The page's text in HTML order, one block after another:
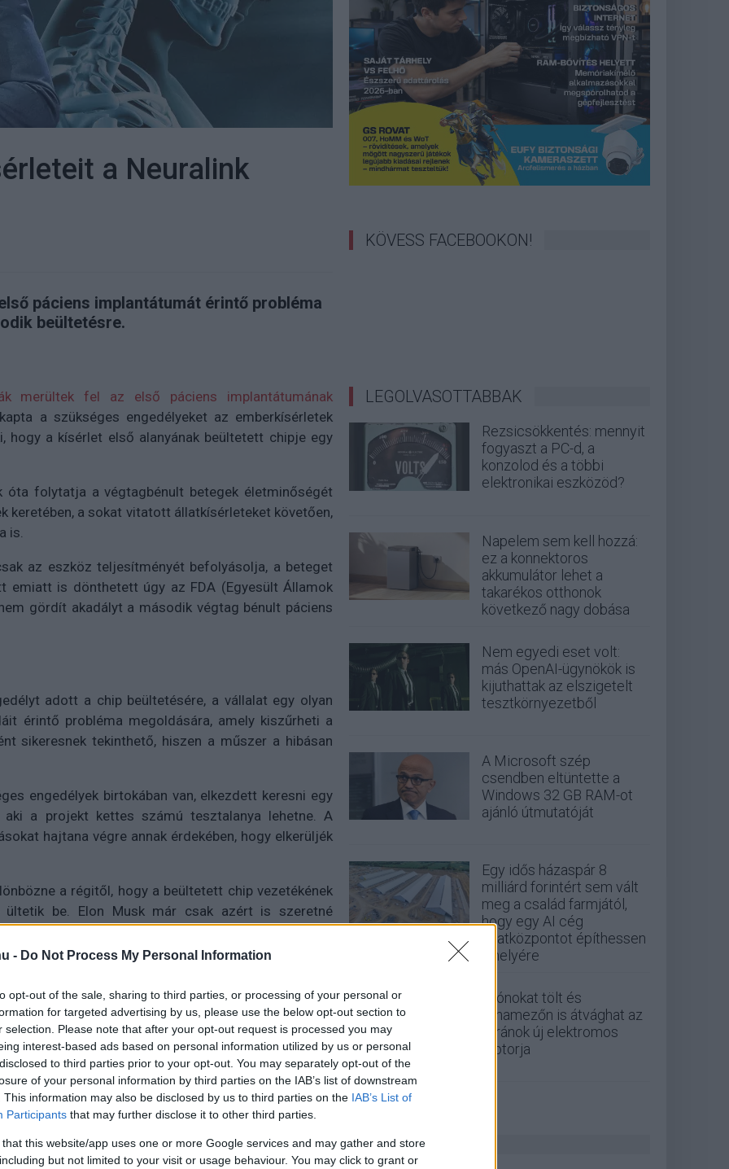
- Do Not Process My Personal Information
opt-out of the sale, sharing to third parties, or processing of your personal or
for targeted advertising by us, please use the below opt-out section to
selection. Please note that after your opt-out request is processed you may
interest-based ads based on personal information utilized by us or personal
to third parties prior to your opt-out. You may separately opt-out of the
of your personal information by third parties on the IAB’s list of downstream
This information may also be disclosed by us to third parties on the IAB’s List of
Participants that may further disclose it to other third parties.
that this website/app uses one or more Google services and may gather and store
but not limited to your visit or usage behaviour. You may click to grant or
a Neuralink
páciens implantátumát érintő probléma
beültetésre.
merültek fel az első páciens implantátumának
a szükséges engedélyeket az emberkísérletek
a kísérlet első alanyának beültetett chipje egy
óta folytatja a végtagbénult betegek életminőségét
keretében, a sokat vitatott állatkísérleteket követően,
is.
az eszköz teljesítményét befolyásolja, a beteget
emiatt is dönthetett úgy az FDA (Egyesült Államok
gördít akadályt a második végtag bénult páciens
adott a chip beültetésére, a vállalat egy olyan
érintő probléma megoldására, amely kiszűrheti a
sikeresnek tekinthető, hiszen a műszer a hibásan
engedélyek birtokában van, elkezdett keresni egy
aki a projekt kettes számú tesztalanya lehetne. A
hajtana végre annak érdekében, hogy elkerüljék
a régitől, hogy a beültetett chip vezetékének
ültetik be. Elon Musk már csak azért is szeretné
Synchron nehogy véletlenül beelőzze őt saját
új balatoni kardioösvény (X)
#agyi chip
KÖVESS FACEBOOKON!
LEGOLVASOTTABBAK
Rezsicsökkentés: mennyit
fogyaszt a PC-d, a
konzolod és a többi
elektronikai eszközöd?
Napelem sem kell hozzá:
ez a konnektoros
akkumulátor lehet a
takarékos otthonok
következő nagy dobása
Nem egyedi eset volt:
más OpenAI-ügynökök is
kijuthattak az elszigetelt
tesztkörnyezetből
A Microsoft szép
csendben eltüntette a
Windows 32 GB RAM-ot
ajánló útmutatóját
Egy idős házaspár 8
milliárd forintért sem vált
meg a család farmjától,
hogy egy AI cég
adatközpontot építhessen
a helyére
Drónokat tölt és
aknamezőn is átvághat az
ukránok új elektromos
motorja
ZÖLD PÁLYA